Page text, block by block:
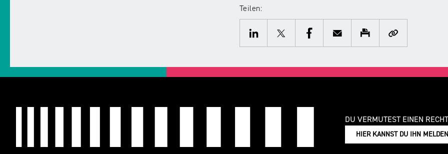
Teilen:
Twitter Facebook Drucken
DU VERMUTEST EINEN
HIER KANNST DU IHN MELDEN